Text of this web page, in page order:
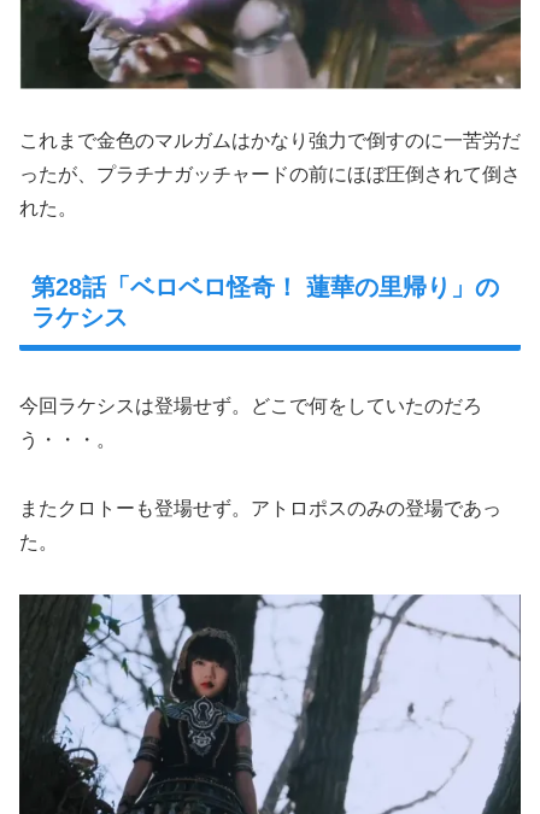
これまで金色のマルガムはかなり強力で倒すのに一苦労だ
ったが、プラチナガッチャードの前にほぼ圧倒されて倒さ
れた。
第28話「ベロベロ怪奇！ 蓮華の里帰り」の
ラケシス
今回ラケシスは登場せず。どこで何をしていたのだろ
う・・・。
またクロトーも登場せず。アトロポスのみの登場であっ
た。